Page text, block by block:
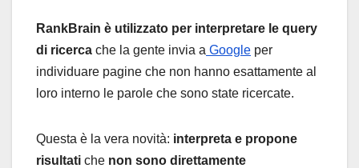
RankBrain è utilizzato per interpretare le query
di ricerca che la gente invia a Google per
individuare pagine che non hanno esattamente al
loro interno le parole che sono state ricercate.
Questa è la vera novità: interpreta e propone
risultati che non sono direttamente